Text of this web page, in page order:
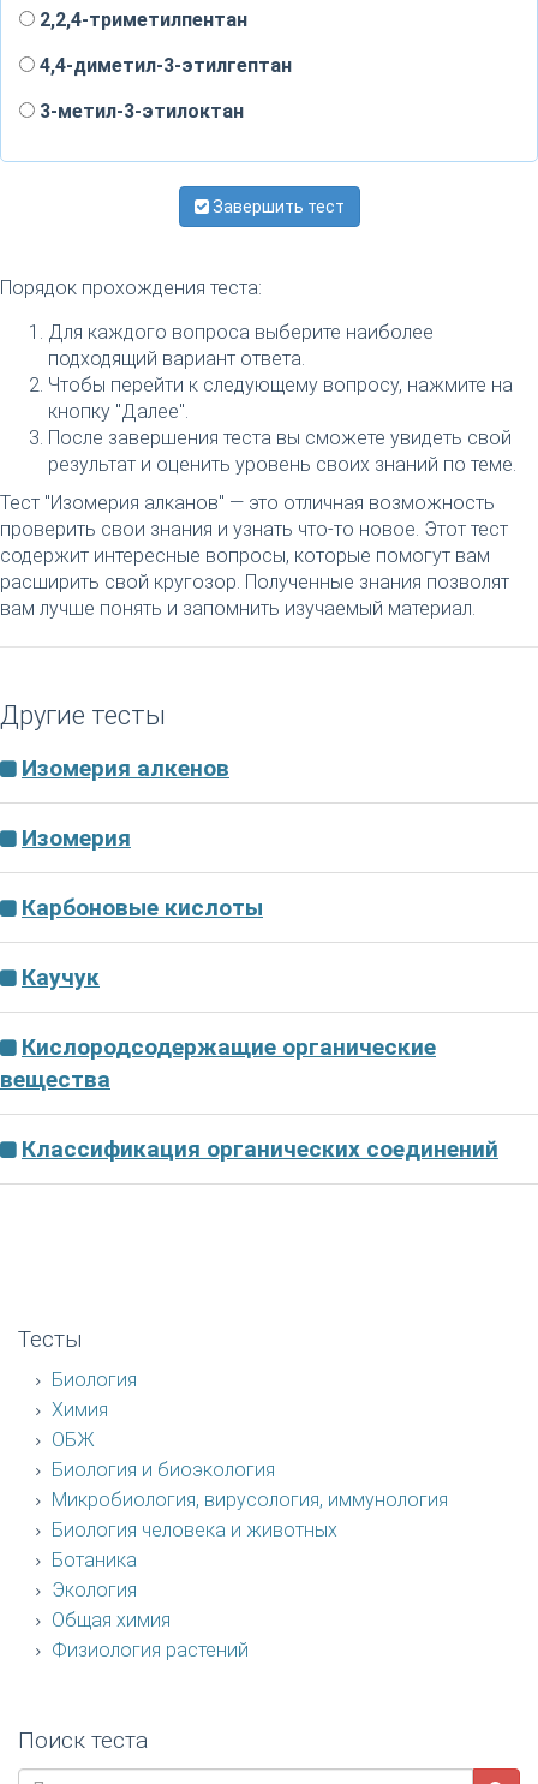
2,2,4-триметилпентан
4,4-диметил-3-этилгептан
3-метил-3-этилоктан
Завершить тест
Порядок прохождения теста:
Для каждого вопроса выберите наиболее
подходящий вариант ответа.
Чтобы перейти к следующему вопросу, нажмите на
кнопку "Далее".
После завершения теста вы сможете увидеть свой
результат и оценить уровень своих знаний по теме.
Тест "Изомерия алканов" — это отличная возможность
проверить свои знания и узнать что-то новое. Этот тест
содержит интересные вопросы, которые помогут вам
расширить свой кругозор. Полученные знания позволят
вам лучше понять и запомнить изучаемый материал.
Другие тесты
Изомерия алкенов
Изомерия
Карбоновые кислоты
Каучук
Кислородсодержащие органические
вещества
Классификация органических соединений
Тесты
Биология
Химия
ОБЖ
Биология и биоэкология
Микробиология, вирусология, иммунология
Биология человека и животных
Ботаника
Экология
Общая химия
Физиология растений
Поиск теста